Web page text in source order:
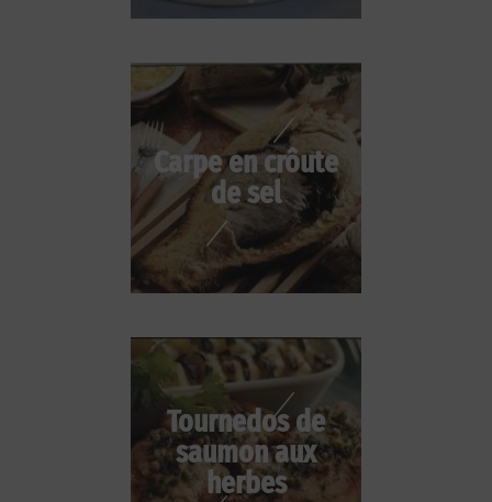
Carpe en crôute
de sel
Tournedos de
saumon aux
herbes